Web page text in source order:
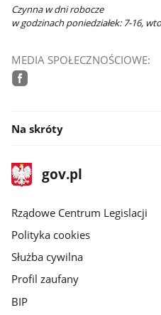
Czynna w dni robocze
w godzinach poniedziałek: 7-16,
MEDIA SPOŁECZNOŚCIOWE:
Na skróty
stopka
gov.plStrona
gov.pl
Rządowe Centrum Legislacji
Polityka cookies
Służba cywilna
Profil zaufany
BIP